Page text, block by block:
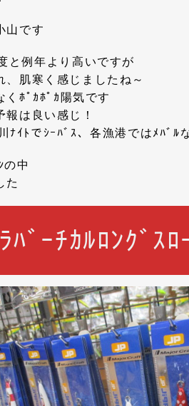
山です
と例年より高いですが
、肌寒く感じましたね～
くﾎﾟｶﾎﾟｶ陽気です
は良い感じ！
ﾅｲﾄでｼｰﾊﾞｽ、各漁港ではﾒﾊﾞﾙ
の中
た
ﾊﾞｰﾁｶﾙﾛﾝｸﾞｽﾛ